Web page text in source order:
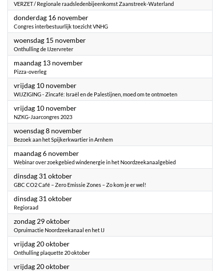
VERZET / Regionale raadsledenbijeenkomst Zaanstreek-Waterland
donderdag 16 november2023
Congres interbestuurlijk toezicht VNHG
woensdag 15 november2023
Onthulling de IJzervreter
maandag 13 november2023
Pizza-overleg
vrijdag 10 november2023
WIJZIGING - Zincafé: Israël en de Palestijnen, moed om te ontmoeten
vrijdag 10 november2023
NZKG-Jaarcongres 2023
woensdag 8 november2023
Bezoek aan het Spijkerkwartier in Arnhem
maandag 6 november2023
Webinar over zoekgebied windenergie in het Noordzeekanaalgebied
dinsdag 31 oktober2023
GBC CO2 Café – Zero Emissie Zones – Zo kom je er wel!
dinsdag 31 oktober2023
Regioraad
zondag 29 oktober2023
Opruimactie Noordzeekanaal en het IJ
vrijdag 20 oktober2023
Onthulling plaquette 20 oktober
vrijdag 20 oktober2023